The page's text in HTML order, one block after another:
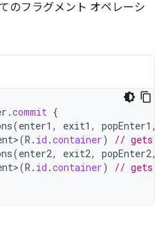
のフラグメント オペレーシ
.commit {
(enter1 , exit1 , popEnter1 ,
>(R . id .container)
// gets
(enter2, exit2, popEnter2,
>(R . id .container)
// gets